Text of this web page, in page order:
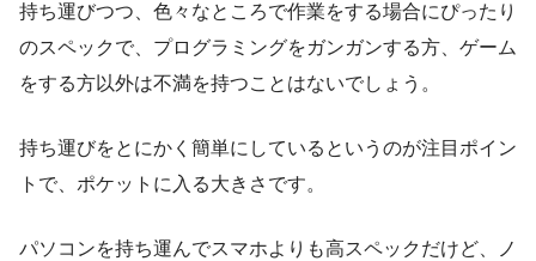
持ち運びつつ、色々なところで作業をする場合にぴったり
のスペックで、プログラミングをガンガンする方、ゲーム
をする方以外は不満を持つことはないでしょう。
持ち運びをとにかく簡単にしているというのが注目ポイン
トで、ポケットに入る大きさです。
パソコンを持ち運んでスマホよりも高スペックだけど、ノ